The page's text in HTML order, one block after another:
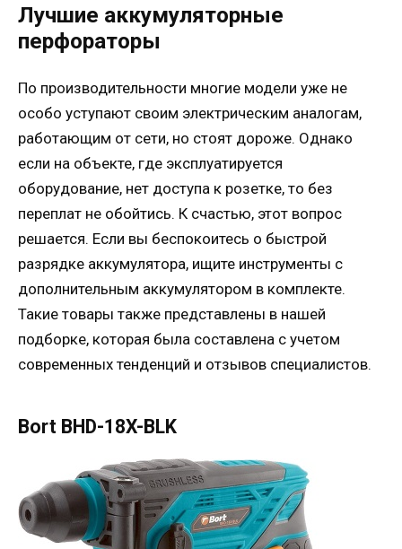
Лучшие аккумуляторные
перфораторы
По производительности многие модели уже не
особо уступают своим электрическим аналогам,
работающим от сети, но стоят дороже. Однако
если на объекте, где эксплуатируется
оборудование, нет доступа к розетке, то без
переплат не обойтись. К счастью, этот вопрос
решается. Если вы беспокоитесь о быстрой
разрядке аккумулятора, ищите инструменты с
дополнительным аккумулятором в комплекте.
Такие товары также представлены в нашей
подборке, которая была составлена ​​с учетом
современных тенденций и отзывов специалистов.
Bort BHD-18X-BLK